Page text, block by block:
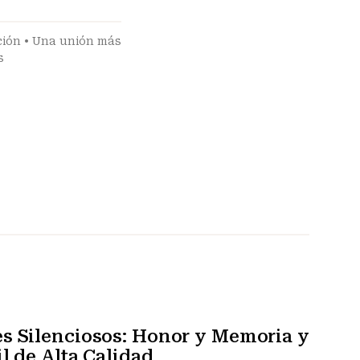
• Una unión más
Silenciosos: Honor y Memoria y